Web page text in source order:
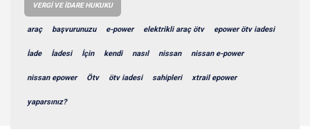
VERGI VE İDARE HUKUKU
araç başvurunuzu e-power elektrikli araç ötv epower ötv iadesi
İade İadesi İçin kendi nasıl nissan nissan e-power
nissan epower Ötv ötv iadesi sahipleri xtrail epower
yaparsınız?